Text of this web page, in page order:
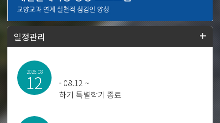
일정관리
2026.08
12 - 08.12 ~
하기 특별학기 종료